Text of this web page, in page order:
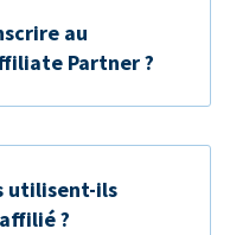
au
Partner ?
utilisent-ils
?